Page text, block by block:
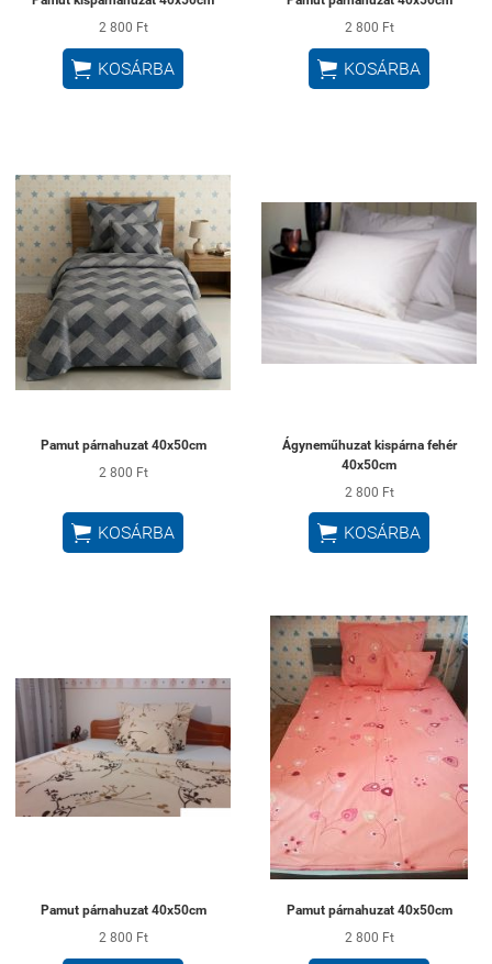
2 800 Ft
 KOSÁRBA
2 800 Ft
 KOSÁRBA
Pamut párnahuzat 40x50cm
2 800 Ft
 KOSÁRBA
Ágyneműhuzat kispárna fehér
40x50cm
2 800 Ft
 KOSÁRBA
Pamut párnahuzat 40x50cm
2 800 Ft
Pamut párnahuzat 40x50cm
2 800 Ft